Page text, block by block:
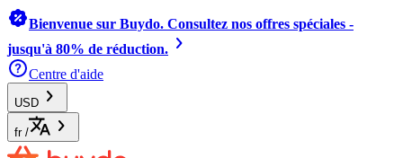
Bienvenue sur Buydo. Consultez nos offres spéciales -
jusqu'à 80% de réduction.
Centre d'aide
USD
fr /